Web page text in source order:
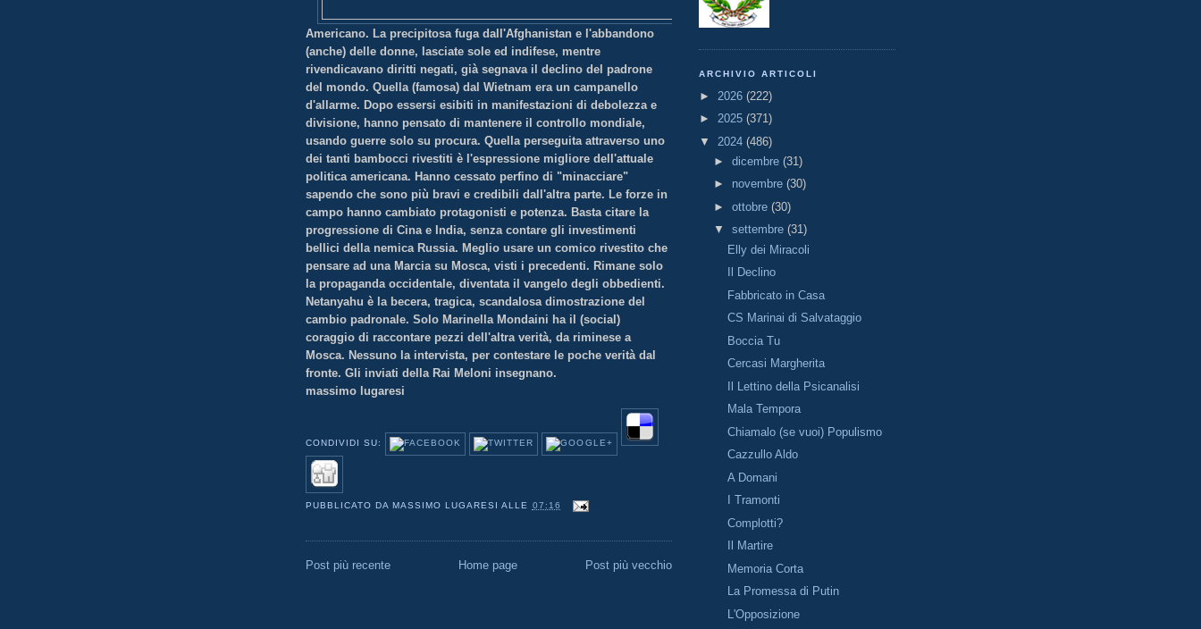
Americano. La precipitosa fuga dall'Afghanistan e l'abbandono
(anche) delle donne, lasciate sole ed indifese, mentre
rivendicavano diritti negati, già segnava il declino del padrone
del mondo. Quella (famosa) dal Wietnam era un campanello
d'allarme. Dopo essersi esibiti in manifestazioni di debolezza e
divisione, hanno pensato di mantenere il controllo mondiale,
usando guerre solo su procura. Quella perseguita attraverso uno
dei tanti bambocci rivestiti è l'espressione migliore dell'attuale
politica americana. Hanno cessato perfino di "minacciare"
sapendo che sono più bravi e credibili dall'altra parte. Le forze in
campo hanno cambiato protagonisti e potenza. Basta citare la
progressione di Cina e India, senza contare gli investimenti
bellici della nemica Russia. Meglio usare un comico rivestito che
pensare ad una Marcia su Mosca, visti i precedenti. Rimane solo
la propaganda occidentale, diventata il vangelo degli obbedienti.
Netanyahu è la becera, tragica, scandalosa dimostrazione del
cambio padronale. Solo Marinella Mondaini ha il (social)
coraggio di raccontare pezzi dell'altra verità, da riminese a
Mosca. Nessuno la intervista, per contestare le poche verità dal
fronte. Gli inviati della Rai Meloni insegnano.
massimo lugaresi
CONDIVIDI SU:
PUBBLICATO DA MASSIMO LUGARESI ALLE 07:16
Post più recente Post più vecchio
Home page
ARCHIVIO ARTICOLI
► 2026 (222)
► 2025 (371)
▼ 2024 (486)
► dicembre (31)
► novembre (30)
► ottobre (30)
▼ settembre (31)
Elly dei Miracoli
Il Declino
Fabbricato in Casa
CS Marinai di Salvataggio
Boccia Tu
Cercasi Margherita
Il Lettino della Psicanalisi
Mala Tempora
Chiamalo (se vuoi) Populismo
Cazzullo Aldo
A Domani
I Tramonti
Complotti?
Il Martire
Memoria Corta
La Promessa di Putin
L'Opposizione